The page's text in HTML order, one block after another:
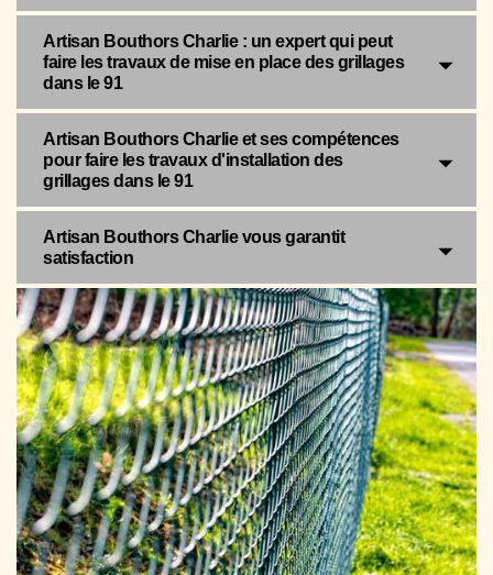
Artisan Bouthors Charlie : un expert qui peut
faire les travaux de mise en place des grillages
dans le 91
Artisan Bouthors Charlie et ses compétences
pour faire les travaux d'installation des
grillages dans le 91
Artisan Bouthors Charlie vous garantit
satisfaction